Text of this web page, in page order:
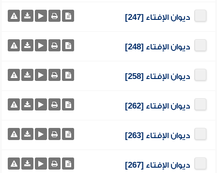
ديوان الإفتاء [247]
ديوان الإفتاء [248]
ديوان الإفتاء [258]
ديوان الإفتاء [262]
ديوان الإفتاء [263]
ديوان الإفتاء [267]